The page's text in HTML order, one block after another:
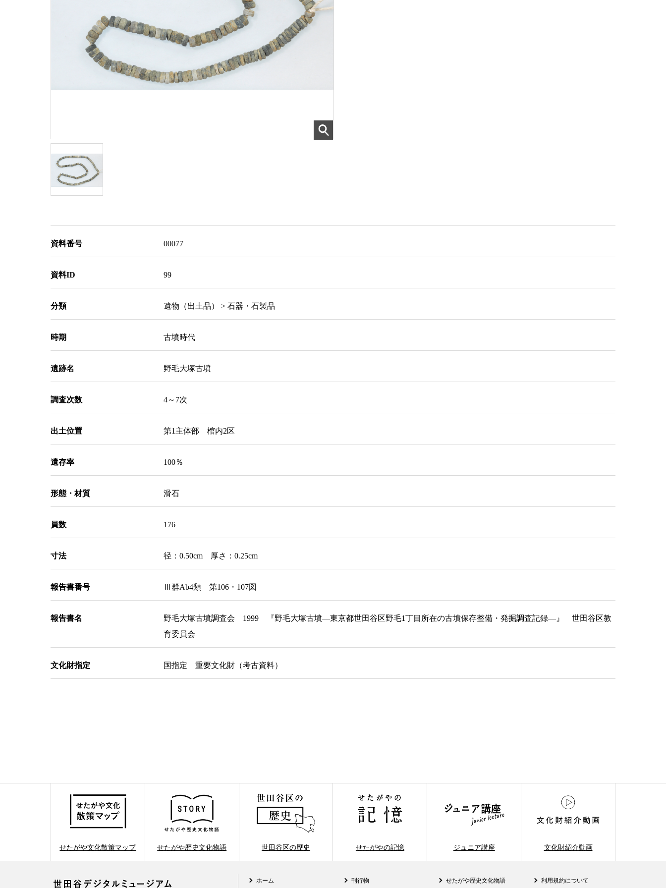
資料番号 00077
資料ID 99
分類 遺物（出土品） > 石器・石製品
時期 古墳時代
遺跡名 野毛大塚古墳
調査次数 4～7次
出土位置 第1主体部 棺内2区
遺存率 100％
形態・材質 滑石
員数 176
寸法 径：0.50cm 厚さ：0.25cm
報告書番号 Ⅲ群Ab4類 第106・107図
報告書名
野毛大塚古墳調査会 1999 『野毛大塚古墳―東京都世田谷区野毛1丁目所在の古墳保存整備・発掘調査記録―』 世田谷区教
育委員会
文化財指定 国指定 重要文化財（考古資料）
せたがや文化散策マップ せたがや歴史文化物語 世田谷区の歴史 せたがやの記憶 ジュニア講座 文化財紹介動画
ホーム 刊行物 せたがや歴史文化物語 利用規約について